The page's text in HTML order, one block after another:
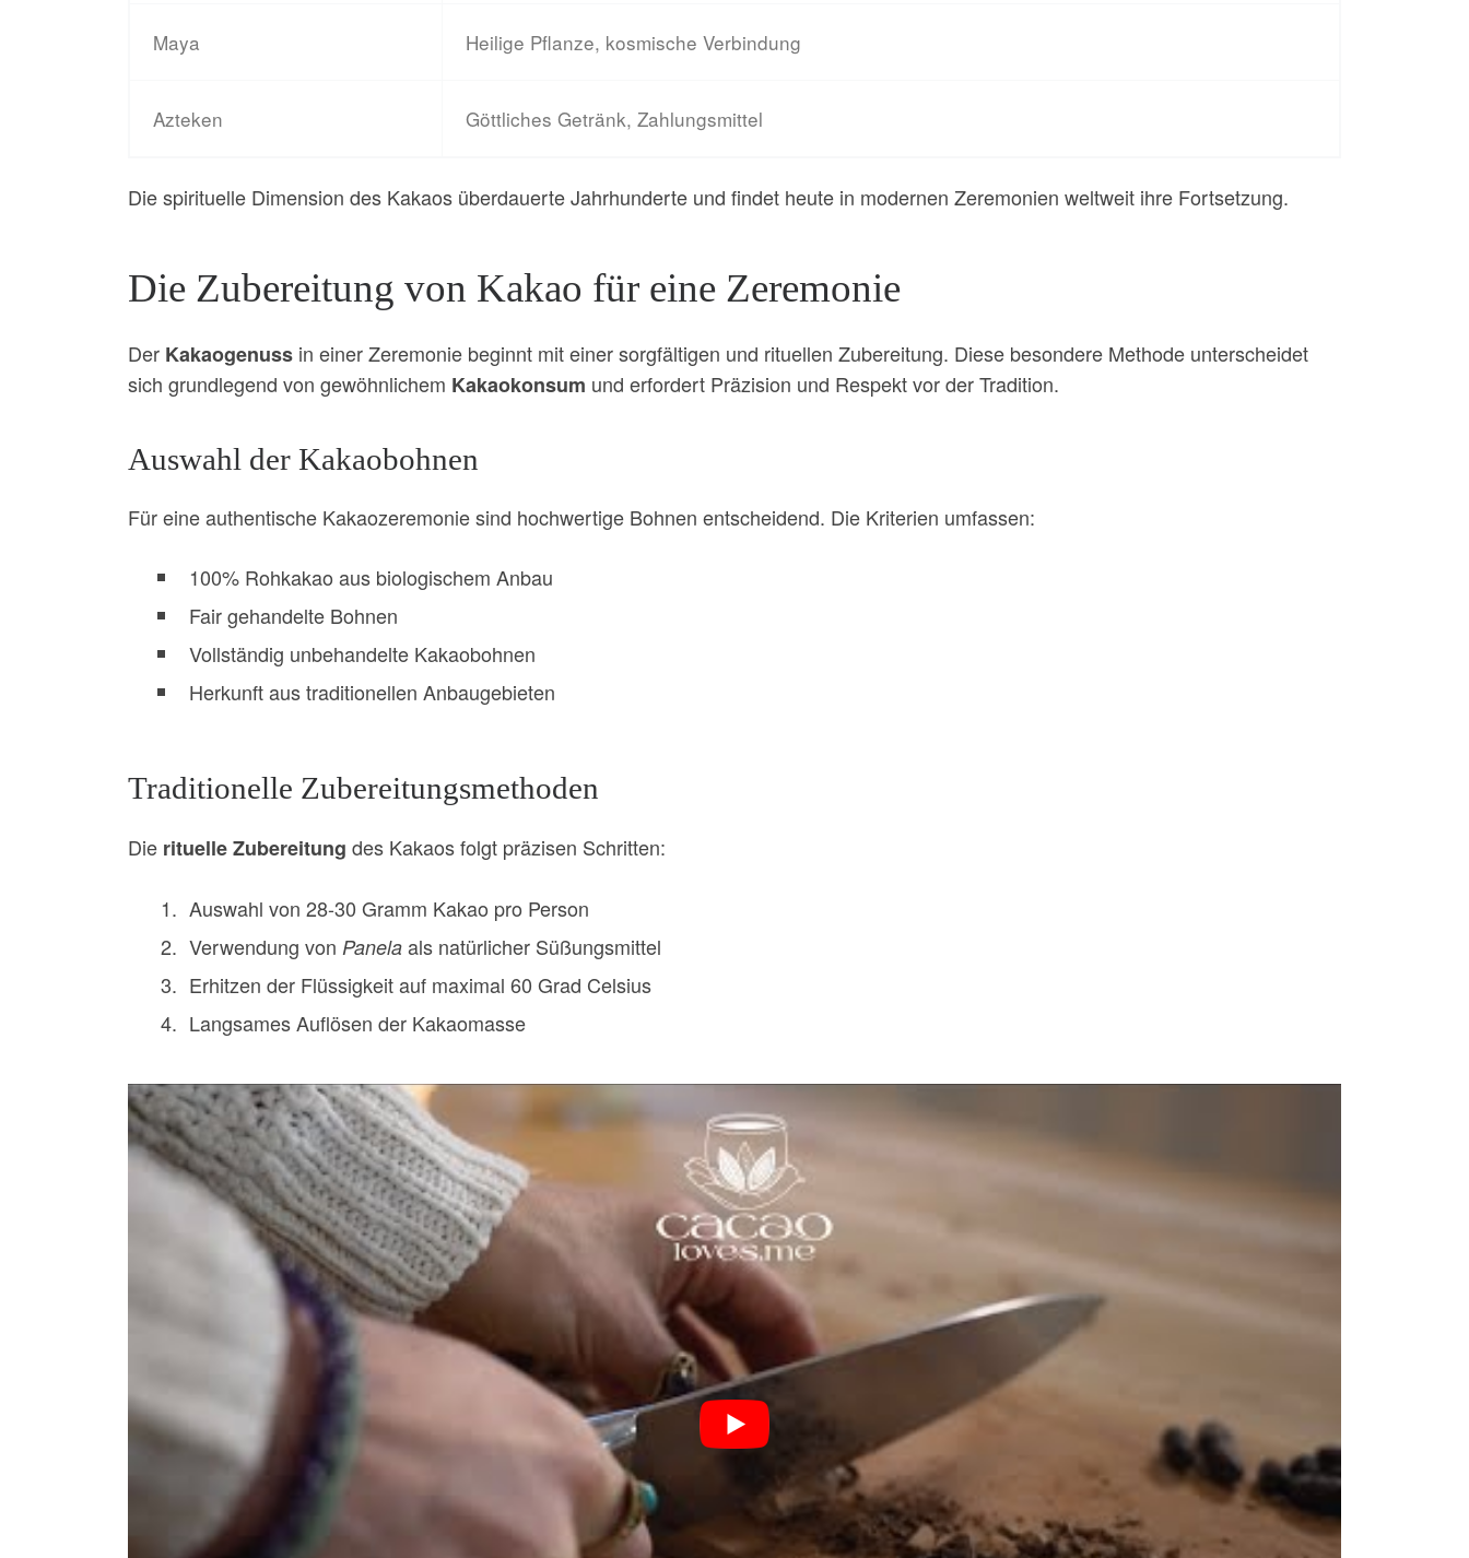
Maya Heilige Pflanze, kosmische Verbindung
Azteken Göttliches Getränk, Zahlungsmittel
Die spirituelle Dimension des Kakaos überdauerte Jahrhunderte und findet heute in modernen Zeremonien weltweit ihre Fortsetzung.
Die Zubereitung von Kakao für eine Zeremonie
Der Kakaogenuss in einer Zeremonie beginnt mit einer sorgfältigen und rituellen Zubereitung. Diese besondere Methode unterscheidet
sich grundlegend von gewöhnlichem Kakaokonsum und erfordert Präzision und Respekt vor der Tradition.
Auswahl der Kakaobohnen
Für eine authentische Kakaozeremonie sind hochwertige Bohnen entscheidend. Die Kriterien umfassen:
100% Rohkakao aus biologischem Anbau
Fair gehandelte Bohnen
Vollständig unbehandelte Kakaobohnen
Herkunft aus traditionellen Anbaugebieten
Traditionelle Zubereitungsmethoden
Die rituelle Zubereitung des Kakaos folgt präzisen Schritten:
Auswahl von 28-30 Gramm Kakao pro Person
Verwendung von Panela als natürlicher Süßungsmittel
Erhitzen der Flüssigkeit auf maximal 60 Grad Celsius
Langsames Auflösen der Kakaomasse